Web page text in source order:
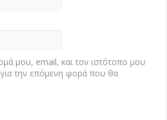
μου, email, και τον ιστότοπο μου
την επόμενη φορά που θα